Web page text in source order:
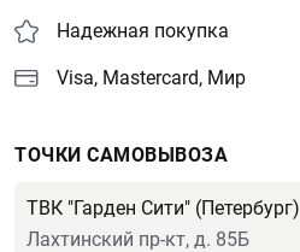
Надежная покупка
Visa, Mastercard, Мир
ТОЧКИ САМОВЫВОЗА
ТВК "Гарден Сити" (Петербург)
Лахтинский пр-кт, д. 85Б